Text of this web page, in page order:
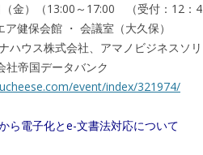
金）（13:00～17:00 （受付：12：
健保会館 ・ 会議室（大久保）
ハウス株式会社、アマノビジネスソリ
社帝国データバンク
event/index/321974/
ら電子化とe-文書法対応について